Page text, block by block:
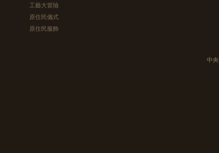
工藝大冒險
原住民儀式
原住民服飾
中